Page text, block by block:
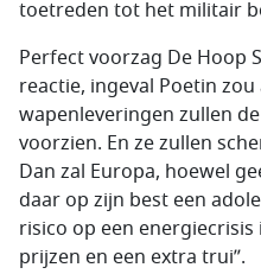
toetreden tot het militair
Perfect voorzag De Hoop
reactie, ingeval Poetin zou
wapenleveringen zullen
voorzien. En ze zullen
Dan zal Europa, hoewel
daar op zijn best een
risico op een
prijzen en een extra trui”.